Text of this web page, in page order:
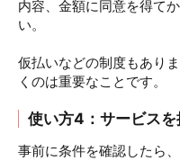
内容、金額に同意を得て
い。
仮払いなどの制度もあり
くのは重要なことです。
使い方4：サービスを
事前に条件を確認したら